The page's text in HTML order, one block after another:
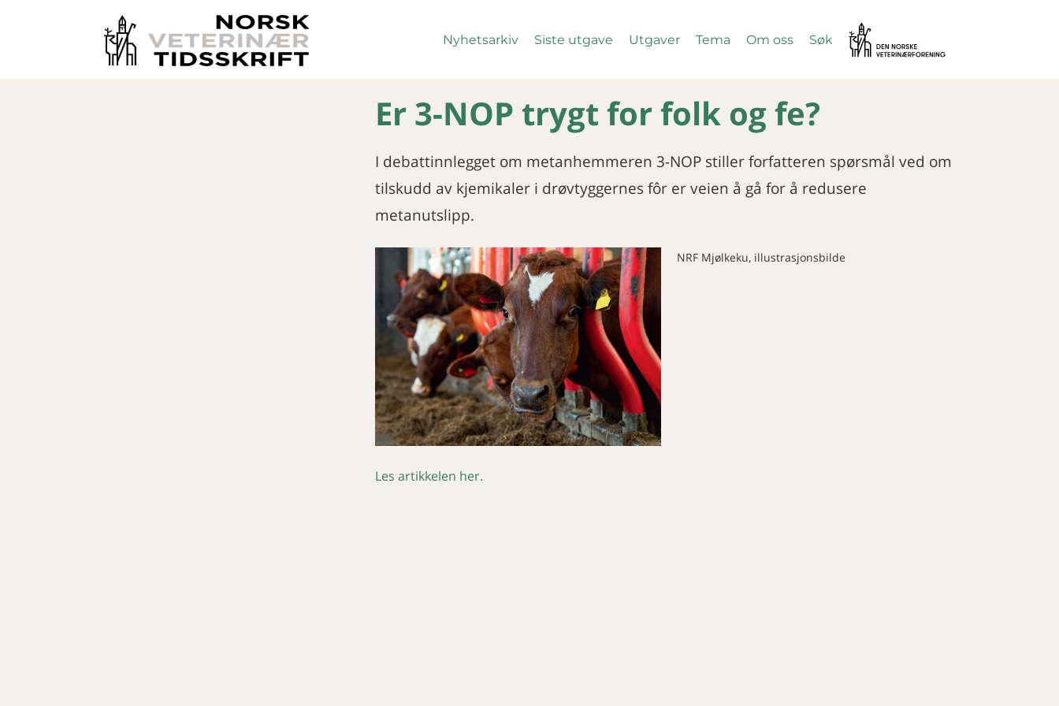
Nyhetsarkiv Siste utgave Utgaver Tema Om oss Søk
Vetnett
Er 3-NOP trygt for folk og fe?
I debattinnlegget om metanhemmeren 3-NOP stiller forfatteren spørsmål ved om
tilskudd av kjemikaler i drøvtyggernes fôr er veien å gå for å redusere
metanutslipp.
NRF Mjølkeku, illustrasjonsbilde
Les artikkelen her.